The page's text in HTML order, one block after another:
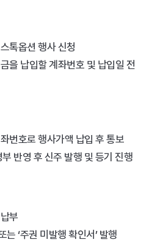
톡옵션 행사 신청
을 납입할 계좌번호 및 납입일 전
번호로 행사가액 납입 후 통보
반영 후 신주 발행 및 등기 진행
부
는 ‘주권 미발행 확인서’ 발행